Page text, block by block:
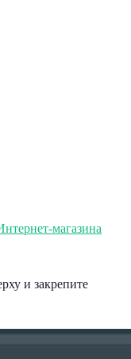
магазина
и закрепите